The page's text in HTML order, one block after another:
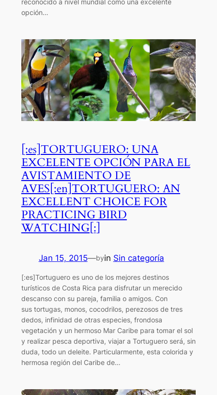
reconocido a nivel mundial como una excelente
opción…
[:es]TORTUGUERO: UNA
EXCELENTE OPCIÓN PARA EL
AVISTAMIENTO DE
AVES[:en]TORTUGUERO: AN
EXCELLENT CHOICE FOR
PRACTICING BIRD
WATCHING[:]
Jan 15, 2015—byin Sin categoría
[:es]Tortuguero es uno de los mejores destinos
turísticos de Costa Rica para disfrutar un merecido
descanso con su pareja, familia o amigos. Con
sus tortugas, monos, cocodrilos, perezosos de tres
dedos, infinidad de otras especies, frondosa
vegetación y un hermoso Mar Caribe para tomar el sol
y realizar pesca deportiva, viajar a Tortuguero será, sin
duda, todo un deleite. Particularmente, esta colorida y
hermosa región del Caribe de…